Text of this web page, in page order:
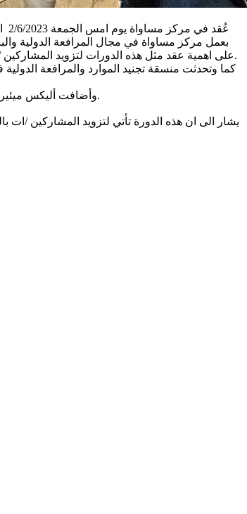
بعمل مركز مساواة في مجال المرافعة الدولية
على اهمية عقد مثل هذه الدورات لتزويد المشاركين /ات بالمعلومات وآليات العمل الهامة لبلورة فكرة او مشاريع لمبادرات محلية او جمعيات وكيفية تقديمها لجهات مانحة من اجل دعم وتعزيز مجتمعنا وتطويره.
وأضافت أليكس ميئير منسقة المشاريع السابقة في الاتحاد الاوروبي عن أهمية التكامل بين مختلف مؤسسات المجتمع المدني المحلية والمنظمات الدولية من أجل تحصيل الحقوق.
يشار الى ان هذه الدورة تأتي لتزويد المشاركين /ات